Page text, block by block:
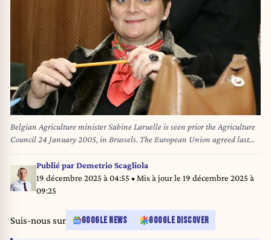
Belgian Agriculture minister Sabine Laruelle is seen prior the Agriculture
Council 24 January 2005, in Brussels. The European Union agreed last
Friday to accelerate trade help for Asian countries hit by the devastating
tsunami. EU fisheries ministers will hold a preliminary discussion on what
help they can give to fishermen. GERARD CERLES / AFP
Publié parDemetrio Scagliola
19 décembre 2025 à 04:55 • Mis à jour le 19 décembre 2025 à
09:25
Suis-nous sur GOOGLE NEWS GOOGLE DISCOVER